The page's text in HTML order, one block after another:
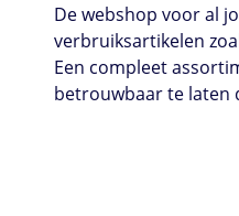
De webshop voor al
verbruiksartikelen
Een compleet
betrouwbaar te laten